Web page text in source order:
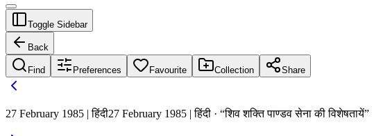
Toggle Sidebar
Back
Find Preferences Favourite Collection Share
27 February 1985 | हिंदी27 February 1985 | हिंदी · “शिव शक्ति पाण्डव सेना की विशेषतायें”